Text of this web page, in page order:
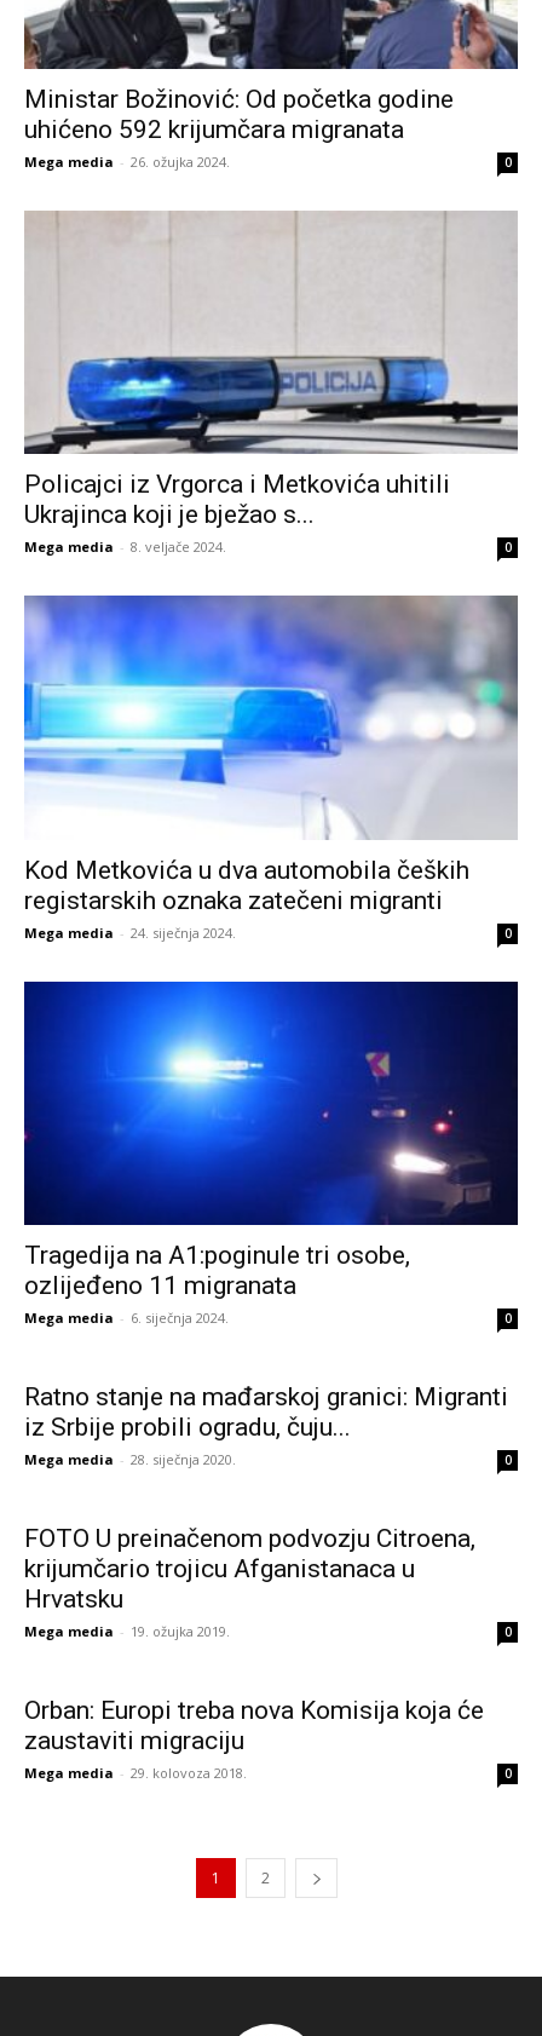
Ministar Božinović: Od početka godine
uhićeno 592 krijumčara migranata
Mega media - 26. ožujka 2024. 0
Policajci iz Vrgorca i Metkovića uhitili
Ukrajinca koji je bježao s...
Mega media - 8. veljače 2024. 0
Kod Metkovića u dva automobila čeških
registarskih oznaka zatečeni migranti
Mega media - 24. siječnja 2024. 0
Tragedija na A1:poginule tri osobe,
ozlijeđeno 11 migranata
Mega media - 6. siječnja 2024. 0
Ratno stanje na mađarskoj granici: Migranti
iz Srbije probili ogradu, čuju...
Mega media - 28. siječnja 2020. 0
FOTO U preinačenom podvozju Citroena,
krijumčario trojicu Afganistanaca u
Hrvatsku
Mega media - 19. ožujka 2019. 0
Orban: Europi treba nova Komisija koja će
zaustaviti migraciju
Mega media - 29. kolovoza 2018. 0
1 2